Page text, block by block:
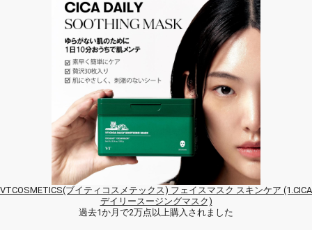
VTCOSMETICS(ブイティコスメテックス) フェイスマスク スキンケア (1.CICA
デイリースージングマスク)
過去1か月で2万点以上購入されました